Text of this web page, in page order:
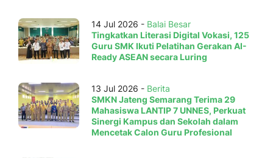
14 Jul 2026 - Balai Besar
Tingkatkan Literasi Digital Vokasi, 125
Guru SMK Ikuti Pelatihan Gerakan AI-
Ready ASEAN secara Luring
13 Jul 2026 - Berita
SMKN Jateng Semarang Terima 29
Mahasiswa LANTIP 7 UNNES, Perkuat
Sinergi Kampus dan Sekolah dalam
Mencetak Calon Guru Profesional